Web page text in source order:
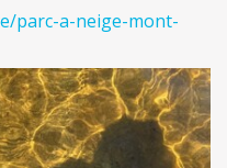
parc-a-neige-mont-